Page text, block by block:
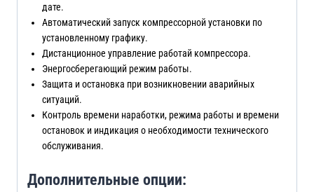
дате.
Автоматический запуск компрессорной установки по
установленному графику.
Дистанционное управление работай компрессора.
Энергосберегающий режим работы.
Защита и остановка при возникновении аварийных
ситуаций.
Контроль времени наработки, режима работы и времени
остановок и индикация о необходимости технического
обслуживания.
Дополнительные опции: